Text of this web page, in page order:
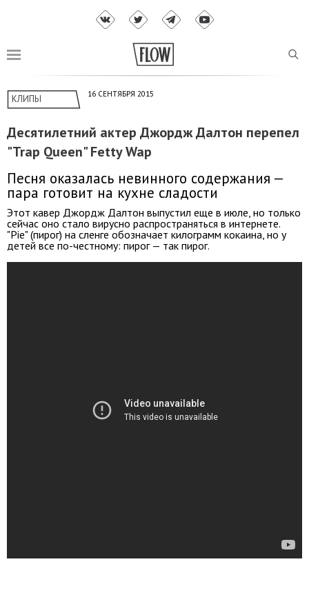
КЛИПЫ 16 СЕНТЯБРЯ 2015
Десятилетний актер Джордж Далтон перепел
"Trap Queen" Fetty Wap
Песня оказалась невинного содержания —
пара готовит на кухне сладости
Этот кавер Джордж Далтон выпустил еще в июле, но только
сейчас оно стало вирусно распространяться в интернете.
"Pie" (пирог) на сленге обозначает килограмм кокаина, но у
детей все по-честному: пирог — так пирог.